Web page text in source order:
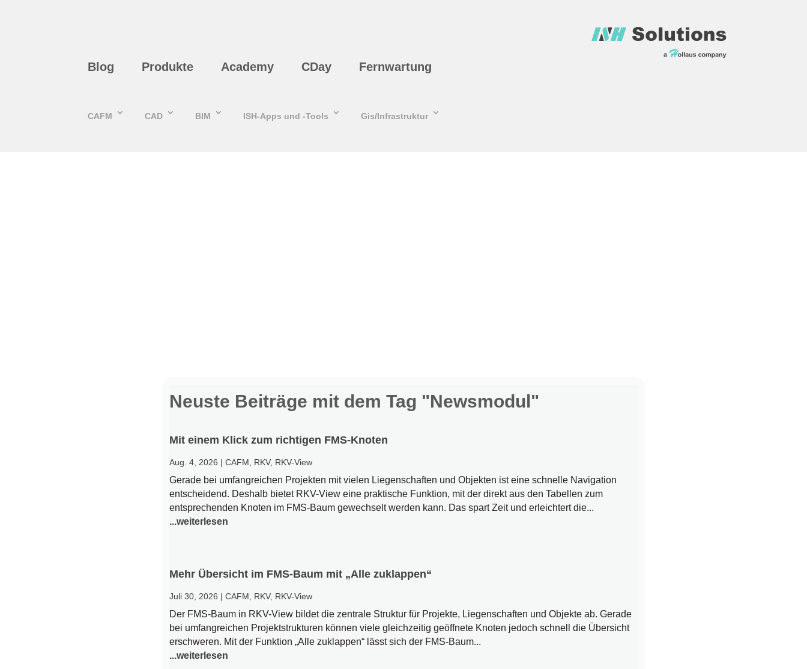
Blog Produkte Academy CDay Fernwartung
CAFM CAD BIM ISH-Apps und -Tools Gis/Infrastruktur
Neuste Beiträge mit dem Tag "Newsmodul"
Mit einem Klick zum richtigen FMS-Knoten
Aug. 4, 2026 |CAFM, RKV, RKV-View
Gerade bei umfangreichen Projekten mit vielen Liegenschaften und Objekten ist eine schnelle Navigation
entscheidend. Deshalb bietet RKV-View eine praktische Funktion, mit der direkt aus den Tabellen zum
entsprechenden Knoten im FMS-Baum gewechselt werden kann. Das spart Zeit und erleichtert die...
...weiterlesen
Mehr Übersicht im FMS-Baum mit „Alle zuklappen“
Juli 30, 2026 |CAFM, RKV, RKV-View
Der FMS-Baum in RKV-View bildet die zentrale Struktur für Projekte, Liegenschaften und Objekte ab. Gerade
bei umfangreichen Projektstrukturen können viele gleichzeitig geöffnete Knoten jedoch schnell die Übersicht
erschweren. Mit der Funktion „Alle zuklappen“ lässt sich der FMS-Baum...
...weiterlesen